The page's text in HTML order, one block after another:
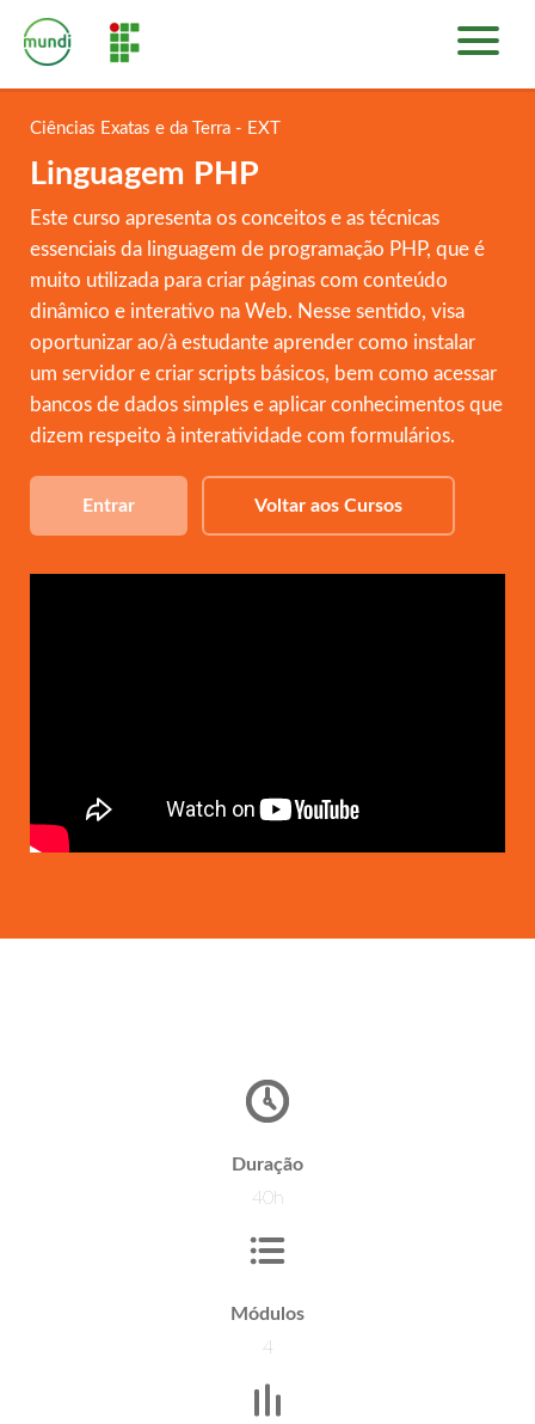
PLATAFORMA DE CURSOS
ENTRAR
Ciências Exatas e da Terra - EXT
Linguagem PHP
Este curso apresenta os conceitos e as técnicas
essenciais da linguagem de programação PHP, que é
muito utilizada para criar páginas com conteúdo
dinâmico e interativo na Web. Nesse sentido, visa
oportunizar ao/à estudante aprender como instalar
um servidor e criar scripts básicos, bem como acessar
bancos de dados simples e aplicar conhecimentos que
dizem respeito à interatividade com formulários.
Entrar Voltar aos Cursos
Duração
40h
Módulos
4